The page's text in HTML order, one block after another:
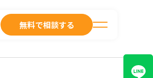
無料で相談する